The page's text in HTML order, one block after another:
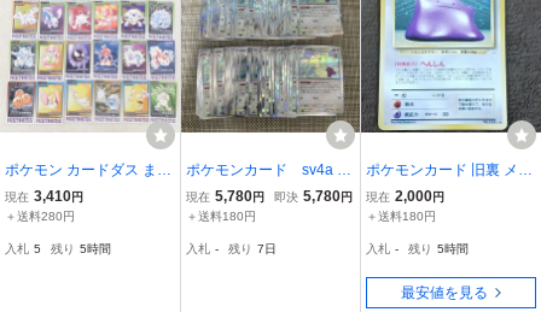
ポケモン カードダス まと
めて24枚セット オムナイ
ト/ゴース/ラプラス/メタ
ノ 等 バンダイ バンプレ
現在 3,410円
＋送料280円
入札 5 残り 5時間
ポケモンカード sv4a メ
タモン へんしんスター
ト85枚
現在 5,780円 即決 5,780円
＋送料180円
入札 - 残り 7日
ポケモンカード 旧裏 メタ
モン LV.20 No.132 キラ
現在 2,000円
＋送料180円
入札 - 残り 5時間
最安値を見る